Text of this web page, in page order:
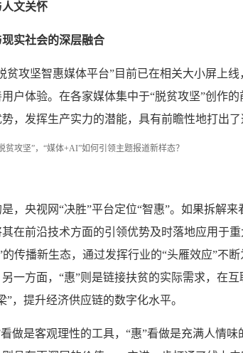
文关怀
实社会的深层融合
攻坚智惠媒体平台”目前已在相关大小屏上线
户体验。在各家媒体集中于“脱贫攻坚”创作
，发挥生产实力的潜能，具有前瞻性地打出了
，央视网“决胜”平台定位“智惠”。如果拆解来
在前沿技术方面的引领优势及时落地应用于
的传播新生态，通过发挥行业的“头雁效应”不
一方面，“惠”则是链接扶贫的实际需求，在
”，提升经济供应链的数字化水平。
做是客观理性的工具，“惠”看做是充满人情味